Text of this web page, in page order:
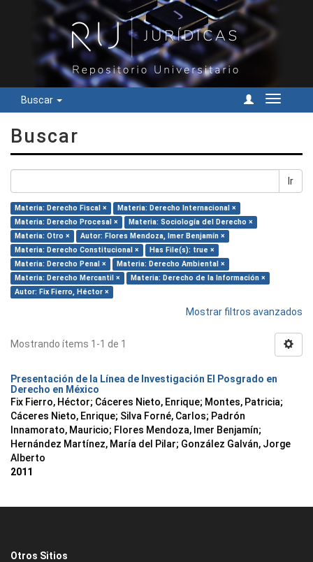
Buscar
Cambiar
Buscar
Ir
Materia: Derecho Fiscal ×
Materia: Derecho Internacional ×
Materia: Derecho Procesal ×
Materia: Sociología del Derecho ×
Materia: Otro ×
Autor: Flores Mendoza, Imer Benjamín ×
Materia: Derecho Constitucional ×
Has File(s): true ×
Materia: Derecho Penal ×
Materia: Derecho Ambiental ×
Materia: Derecho Mercantil ×
Materia: Derecho de la Información ×
Autor: Fix Fierro, Héctor ×
Mostrar filtros avanzados
Mostrando ítems 1-1 de 1
Presentación de la Línea de Investigación El Posgrado en
Derecho en México
Fix Fierro, Héctor; Cáceres Nieto, Enrique; Montes, Patricia;
Cáceres Nieto, Enrique; Silva Forné, Carlos; Padrón
Innamorato, Mauricio; Flores Mendoza, Imer Benjamín;
Hernández Martínez, María del Pilar; González Galván, Jorge
Alberto
2011
Otros Sitios